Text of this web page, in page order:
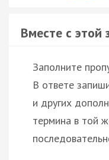
Вместе с
Заполните
В ответе
и других
термина в той